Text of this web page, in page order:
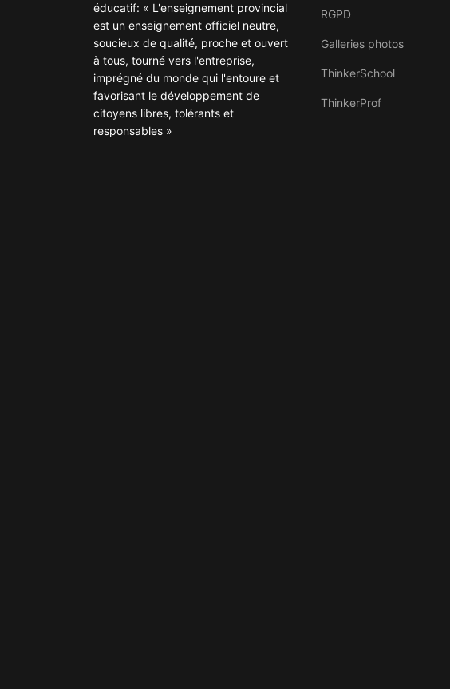
éducatif: « L'enseignement provincial
est un enseignement officiel neutre,
soucieux de qualité, proche et ouvert
à tous, tourné vers l'entreprise,
imprégné du monde qui l'entoure et
favorisant le développement de
citoyens libres, tolérants et
responsables »
RGPD
Galleries photos
ThinkerSchool
ThinkerProf